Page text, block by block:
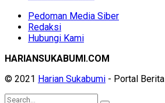
Pedoman Media Siber
Redaksi
Hubungi Kami
HARIANSUKABUMI.COM
© 2021 Harian Sukabumi - Portal Berita